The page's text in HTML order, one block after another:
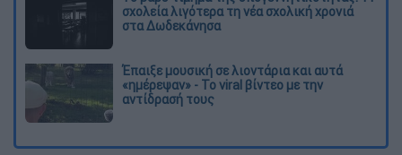
σχολεία λιγότερα τη νέα σχολική χρονιά
στα Δωδεκάνησα
Έπαιξε μουσική σε λιοντάρια και αυτά
«ημέρεψαν» - Το viral βίντεο με την
αντίδρασή τους